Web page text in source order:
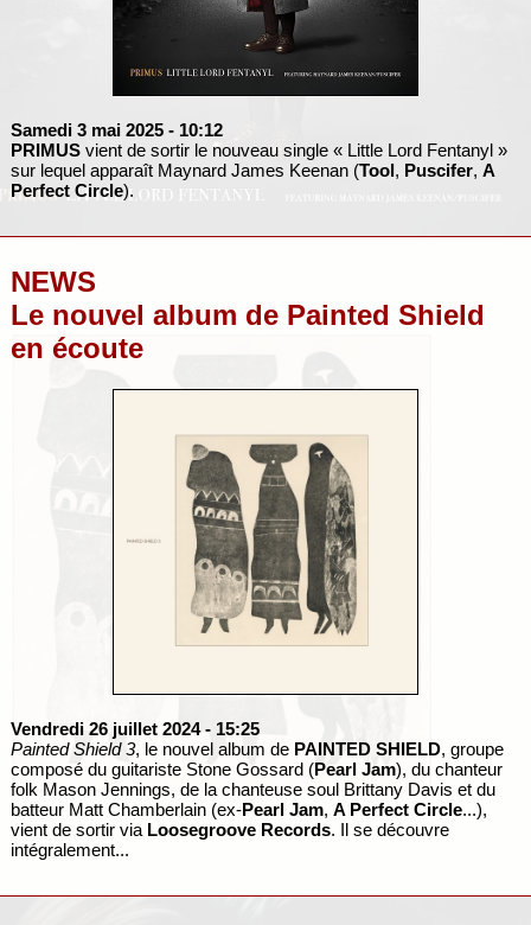
Samedi 3 mai 2025 - 10:12
PRIMUSvient de sortir le nouveau single « Little Lord Fentanyl »
sur lequel apparaît Maynard James Keenan (Tool, Puscifer, A
Perfect Circle).
NEWS
Le nouvel album de Painted Shield
en écoute
Vendredi 26 juillet 2024 - 15:25
Painted Shield 3, le nouvel album de PAINTED SHIELD, groupe
composé du guitariste Stone Gossard (Pearl Jam), du chanteur
folk Mason Jennings, de la chanteuse soul Brittany Davis et du
batteur Matt Chamberlain (ex-Pearl Jam, A Perfect Circle...),
vient de sortir via Loosegroove Records. Il se découvre
intégralement...